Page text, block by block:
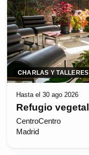
CHARLAS Y TALLERES
Hasta el 30 ago 2026
Refugio vegetal
CentroCentro
Madrid